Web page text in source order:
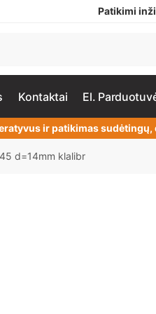
Patikimi
Kontaktai El.
ir patikimas
d=14mm klalibr